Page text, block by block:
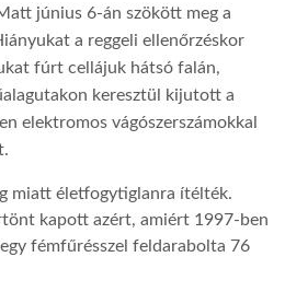
június 6-án szökött meg a
a reggeli ellenőrzéskor
fúrt cellájuk hátsó falán,
keresztül kijutott a
elektromos vágószerszámokkal
miatt életfogytiglanra ítélték.
kapott azért, amiért 1997-ben
fémfűrésszel feldarabolta 76